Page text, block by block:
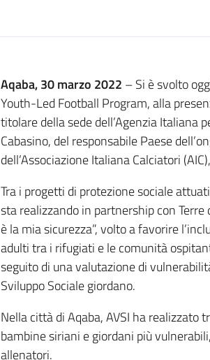
Aqaba, 30 marzo 2022 – Si è svolto
Youth-Led Football Program, alla
titolare della sede dell’Agenzia Italiana
Cabasino, del responsabile Paese
dell’Associazione Italiana Calciatori
Tra i progetti di protezione sociale
sta realizzando in partnership con
è la mia sicurezza”, volto a favorire
adulti tra i rifugiati e le comunità
seguito di una valutazione di
Sviluppo Sociale giordano.
Nella città di Aqaba, AVSI ha
bambine siriani e giordani più
allenatori.